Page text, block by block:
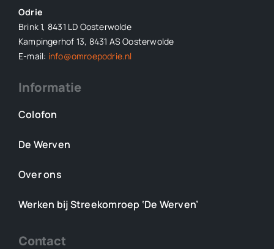
Odrie
Brink 1, 8431 LD Oosterwolde
Kampingerhof 13, 8431 AS Oosterwolde
E-mail: info@omroepodrie.nl
Informatie
Colofon
De Werven
Over ons
Werken bij Streekomroep ‘De Werven’
Contact